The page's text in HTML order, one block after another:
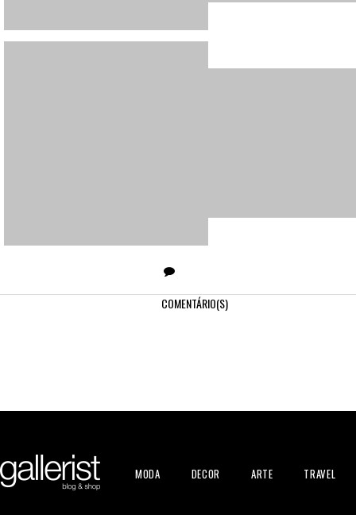
COMENTÁRIO(S)
MODA DECOR ARTE TRAVEL